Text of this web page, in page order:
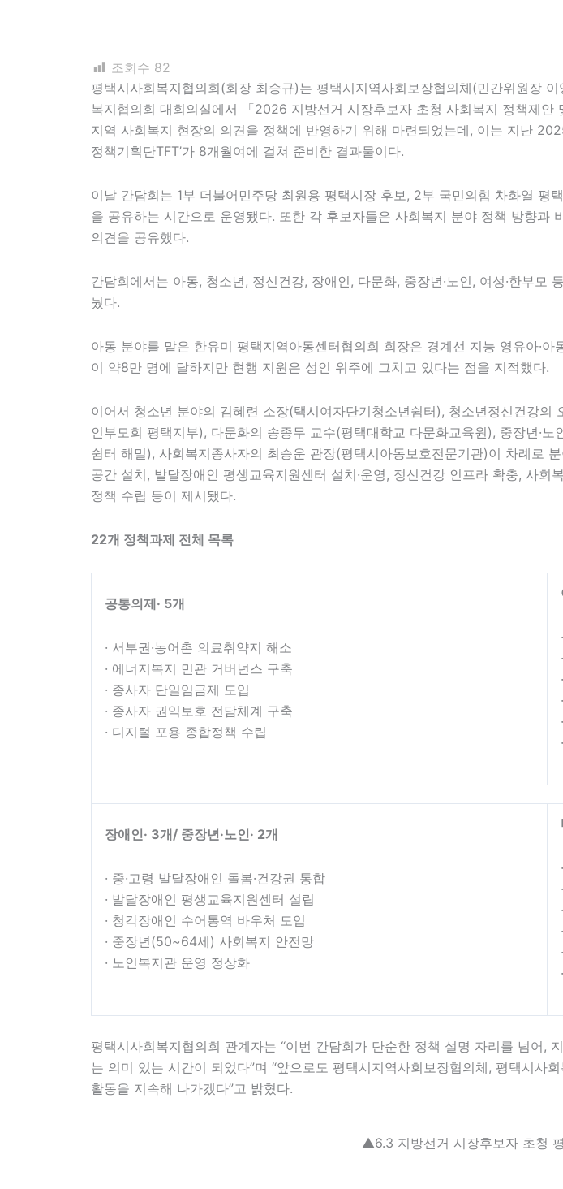
조회수 82
평택시사회복지협의회(회장 최승규)는 평택시지역사회보장협의체(민간위원장
복지협의회 대회의실에서 「2026 지방선거 시장후보자 초청 사회복지 정책제
지역 사회복지 현장의 의견을 정책에 반영하기 위해 마련되었는데, 이는 지난
정책기획단TFT’가 8개월여에 걸쳐 준비한 결과물이다.
이날 간담회는 1부 더불어민주당 최원용 평택시장 후보, 2부 국민의힘 차화열
을 공유하는 시간으로 운영됐다. 또한 각 후보자들은 사회복지 분야 정책 방향
의견을 공유했다.
간담회에서는 아동, 청소년, 정신건강, 장애인, 다문화, 중장년·노인, 여성·한부
눴다.
아동 분야를 맡은 한유미 평택지역아동센터협의회 회장은 경계선 지능 영유아·
이 약8만 명에 달하지만 현행 지원은 성인 위주에 그치고 있다는 점을 지적했다.
이어서 청소년 분야의 김혜련 소장(택시여자단기청소년쉼터), 청소년정신건강
인부모회 평택지부), 다문화의 송종무 교수(평택대학교 다문화교육원), 중장년·
쉼터 해밀), 사회복지종사자의 최승운 관장(평택시아동보호전문기관)이 차례로
공간 설치, 발달장애인 평생교육지원센터 설치·운영, 정신건강 인프라 확충, 사
정책 수립 등이 제시됐다.
22개 정책과제 전체 목록
공통의제· 5개
· 서부권·농어촌 의료취약지 해소
· 에너지복지 민관 거버넌스 구축
· 종사자 단일임금제 도입
· 종사자 권익보호 전담체계 구축
· 디지털 포용 종합정책 수립
장애인· 3개/ 중장년·노인· 2개
· 중·고령 발달장애인 돌봄·건강권 통합
· 발달장애인 평생교육지원센터 설립
· 청각장애인 수어통역 바우처 도입
· 중장년(50~64세) 사회복지 안전망
· 노인복지관 운영 정상화
평택시사회복지협의회 관계자는 “이번 간담회가 단순한 정책 설명 자리를 넘어,
는 의미 있는 시간이 되었다”며 “앞으로도 평택시지역사회보장협의체, 평택시
활동을 지속해 나가겠다”고 밝혔다.
▲6.3 지방선거 시장후보자 초청